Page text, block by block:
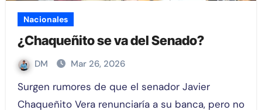
Nacionales
¿Chaqueñito se va del Senado?
DM Mar 26, 2026
Surgen rumores de que el senador Javier
Chaqueñito Vera renunciaría a su banca, pero no